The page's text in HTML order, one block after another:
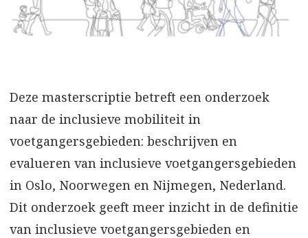
Deze masterscriptie betreft een onderzoek
naar de inclusieve mobiliteit in
voetgangersgebieden: beschrijven en
evalueren van inclusieve voetgangersgebieden
in Oslo, Noorwegen en Nijmegen, Nederland.
Dit onderzoek geeft meer inzicht in de definitie
van inclusieve voetgangersgebieden en